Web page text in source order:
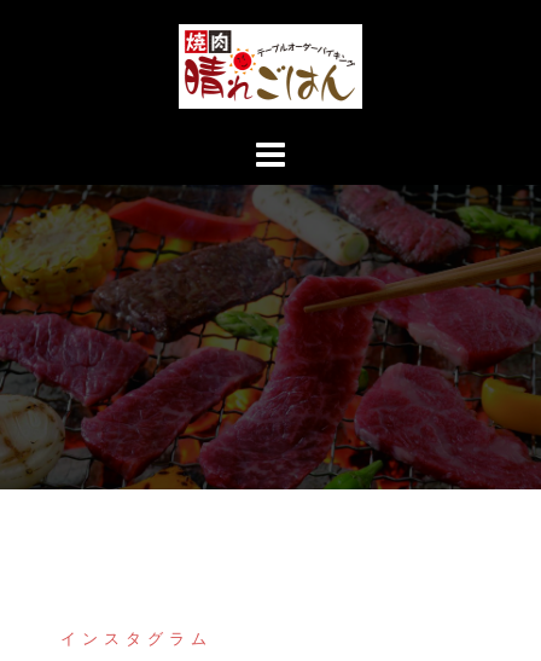
ス
キ
ッ
プ
インスタグラム